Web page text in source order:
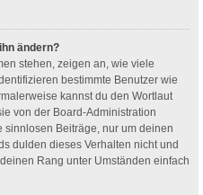
ändern?
stehen, zeigen an, wie viele
bestimmte Benutzer wie
kannst du den Wortlaut
von der Board-Administration
Beiträge, nur um deinen
dulden dieses Verhalten nicht und
Rang unter Umständen einfach